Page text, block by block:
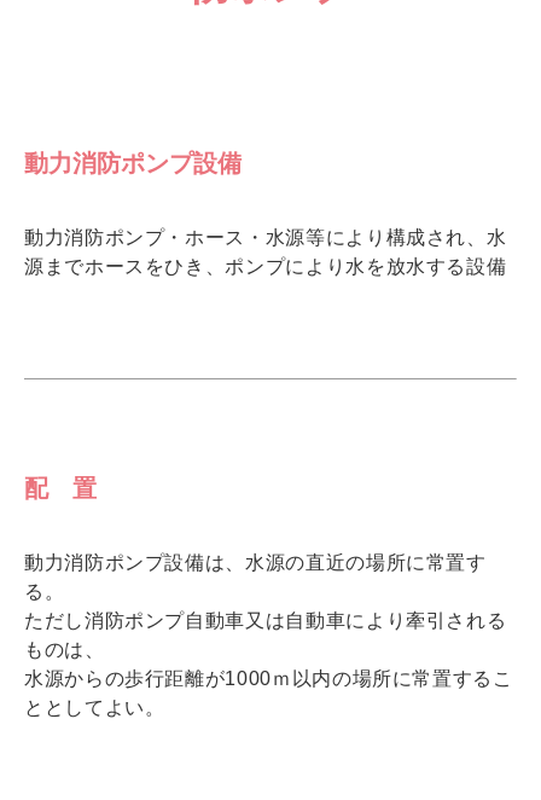
動力消防ポンプ設備
動力消防ポンプ・ホース・水源等により構成され、水
源までホースをひき、ポンプにより水を放水する設備
配 置
動力消防ポンプ設備は、水源の直近の場所に常置す
る。
ただし消防ポンプ自動車又は自動車により牽引される
ものは、
水源からの歩行距離が1000ｍ以内の場所に常置するこ
ととしてよい。